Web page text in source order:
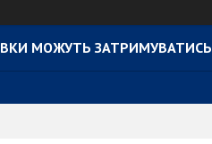
МОЖУТЬ ЗАТРИМУВАТИСЬ